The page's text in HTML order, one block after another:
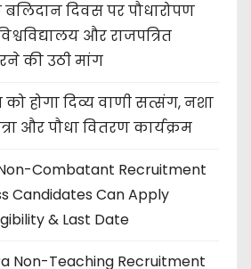
दिवस पर पौधारोपण
और राजपत्रित
की उठी मांग
होगा दिव्य वाणी सत्संग, नशा
और पौधा वितरण कार्यक्रम
Combatant Recruitment
Candidates Can Apply
& Last Date
Non-Teaching Recruitment